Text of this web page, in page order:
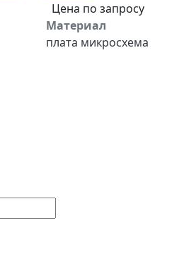
Цена по запросу
Материал
плата микросхема